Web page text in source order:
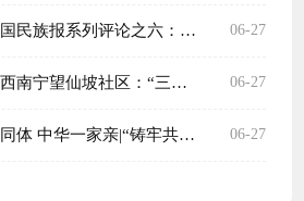
【中国民族报】中国民族报系列评论之六：共同推进新时代党的民族工作高质量发展 06-27
【中国民族报】广西南宁望仙坡社区：“三老三新”共创幸福家园 06-27
【新华社】铸牢共同体 中华一家亲|“铸牢共同体 中华一家亲” 主题宣传活动正式启动 06-27